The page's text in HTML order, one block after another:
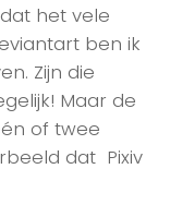
het vele
ben ik
Zijn die
Maar de
of twee
dat Pixiv